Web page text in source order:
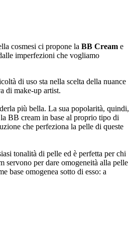
cosmesi ci propone la BB Cream e
imperfezioni che vogliamo
di uso sta nella scelta della nuance
di make-up artist.
più bella. La sua popolarità, quindi,
BB cream in base al proprio tipo di
che perfeziona la pelle di queste
tonalità di pelle ed è perfetta per chi
servono per dare omogeneità alla pelle
base omogenea sotto di esso: a